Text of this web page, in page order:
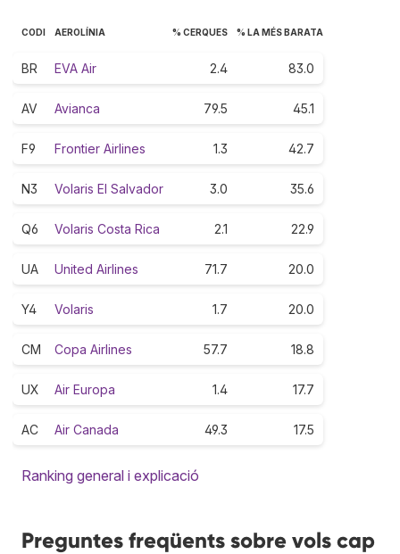
CODI AEROLÍNIA % CERQUES % LA MÉS BARATA
BR EVA Air 2.4 83.0
AV Avianca 79.5 45.1
F9 Frontier Airlines 1.3 42.7
N3 Volaris El Salvador 3.0 35.6
Q6 Volaris Costa Rica 2.1 22.9
UA United Airlines 71.7 20.0
Y4 Volaris 1.7 20.0
CM Copa Airlines 57.7 18.8
UX Air Europa 1.4 17.7
AC Air Canada 49.3 17.5
Ranking general i explicació
Preguntes freqüents sobre vols cap